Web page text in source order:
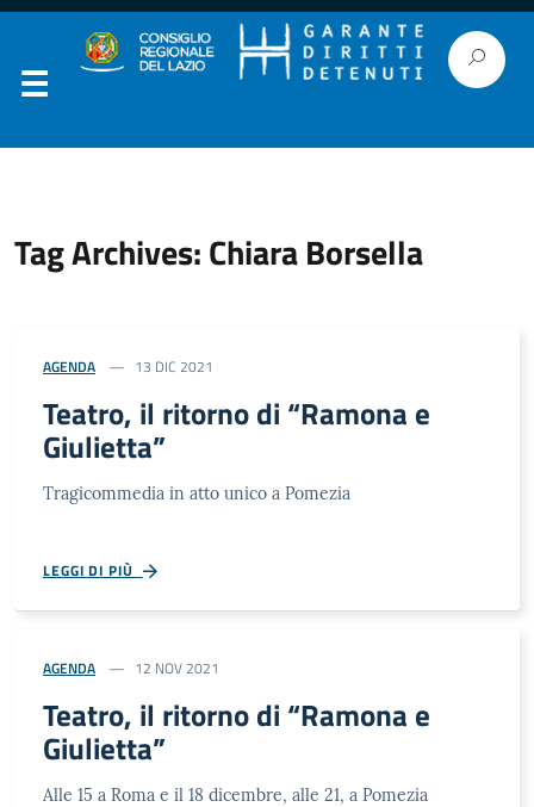
Tag Archives: Chiara Borsella
AGENDA 13 DIC 2021
Teatro, il ritorno di “Ramona e
Giulietta”
Tragicommedia in atto unico a Pomezia
LEGGI DI PIÙ
AGENDA 12 NOV 2021
Teatro, il ritorno di “Ramona e
Giulietta”
Alle 15 a Roma e il 18 dicembre, alle 21, a Pomezia